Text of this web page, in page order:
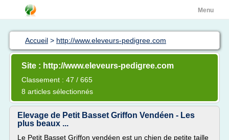
Menu
Accueil > http://www.eleveurs-pedigree.com
Site : http://www.eleveurs-pedigree.com
Classement : 47 / 665
8 articles sélectionnés
Elevage de Petit Basset Griffon Vendéen - Les
plus beaux ...
Le Petit Basset Griffon vendéen est un chien de petite taille